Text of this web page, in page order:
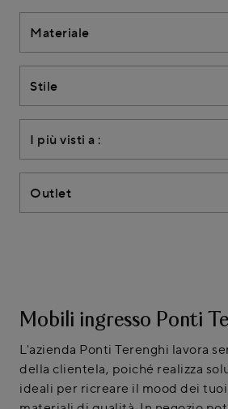
Materiale
Stile
I più visti a :
Outlet
Mobili ingresso Ponti
L'azienda Ponti Terenghi lavora
della clientela, poiché realizza
ideali per ricreare il mood dei